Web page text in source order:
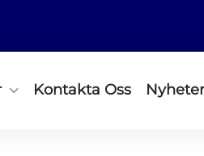
Kontakta Oss Nyheter